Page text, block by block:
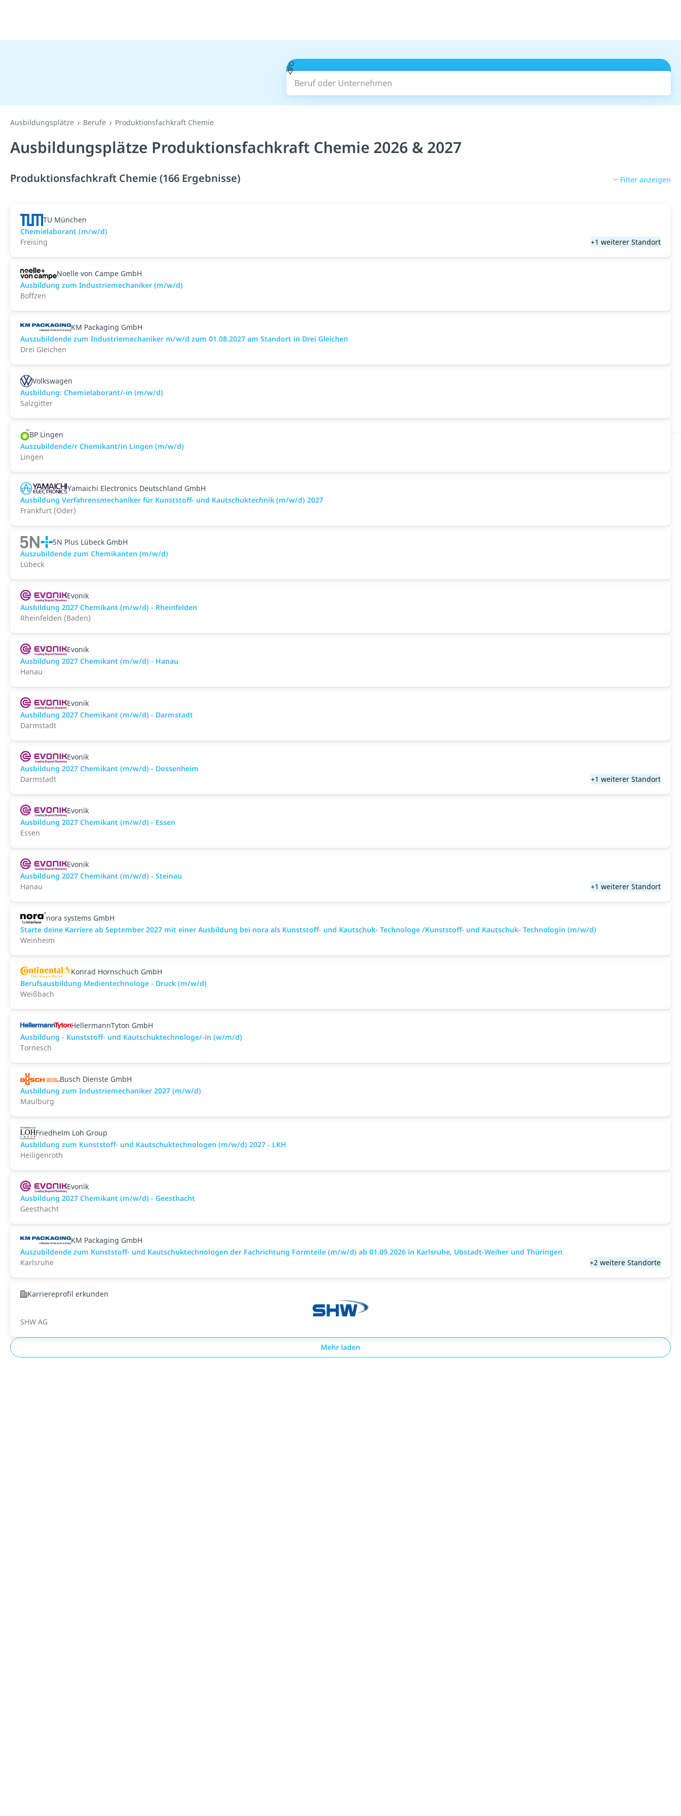
Beruf oder Unternehmen
Ausbildungsplätze Berufe Produktionsfachkraft Chemie
Ausbildungsplätze Produktionsfachkraft Chemie 2026 & 2027
Produktionsfachkraft Chemie (166 Ergebnisse) Filter anzeigen
TU München
Chemielaborant (m/w/d)
Freising
+1 weiterer Standort
Noelle von Campe GmbH
Ausbildung zum Industriemechaniker (m/w/d)
Boffzen
KM Packaging GmbH
Auszubildende zum Industriemechaniker m/w/d zum 01.08.2027 am Standort in Drei Gleichen
Drei Gleichen
Volkswagen
Ausbildung: Chemielaborant/-in (m/w/d)
Salzgitter
BP Lingen
Auszubildende/r Chemikant/in Lingen (m/w/d)
Lingen
Yamaichi Electronics Deutschland GmbH
Ausbildung Verfahrensmechaniker für Kunststoff- und Kautschuktechnik (m/w/d) 2027
Frankfurt (Oder)
5N Plus Lü­beck GmbH
Auszubildende zum Chemikanten (m/w/d)
Lübeck
Evonik
Ausbildung 2027 Chemikant (m/w/d) - Rheinfelden
Rheinfelden (Baden)
Evonik
Ausbildung 2027 Chemikant (m/w/d) - Hanau
Hanau
Evonik
Ausbildung 2027 Chemikant (m/w/d) - Darmstadt
Darmstadt
Evonik
Ausbildung 2027 Chemikant (m/w/d) - Dossenheim
Darmstadt
+1 weiterer Standort
Evonik
Ausbildung 2027 Chemikant (m/w/d) - Essen
Essen
Evonik
Ausbildung 2027 Chemikant (m/w/d) - Steinau
Hanau
+1 weiterer Standort
nora systems GmbH
Starte deine Karriere ab September 2027 mit einer Ausbildung bei nora als Kunststoff- und Kautschuk- Technologe /Kunststoff- und Kautschuk- Technologin (m/w/d)
Weinheim
Konrad Hornschuch GmbH
Berufsausbildung Medientechnologe - Druck (m/w/d)
Weißbach
HellermannTyton GmbH
Ausbildung - Kunststoff- und Kautschuktechnologe/-in (w/m/d)
Tornesch
Busch Dienste GmbH
Ausbildung zum Industriemechaniker 2027 (m/w/d)
Maulburg
Friedhelm Loh Group
Ausbildung zum Kunststoff- und Kautschuktechnologen (m/w/d) 2027 - LKH
Heiligenroth
Evonik
Ausbildung 2027 Chemikant (m/w/d) - Geesthacht
Geesthacht
KM Packaging GmbH
Auszubildende zum Kunststoff- und Kautschuktechnologen der Fachrichtung Formteile (m/w/d) ab 01.09.2026 in Karlsruhe, Ubstadt-Weiher und Thüringen
Karlsruhe
+2 weitere Standorte
Karriereprofil erkunden
SHW AG
Mehr laden